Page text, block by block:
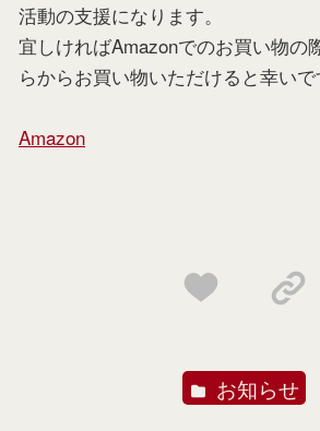
活動の支援になります。
宜しければAmazonでのお買い物の
らからお買い物いただけると幸いで
Amazon
お知らせ